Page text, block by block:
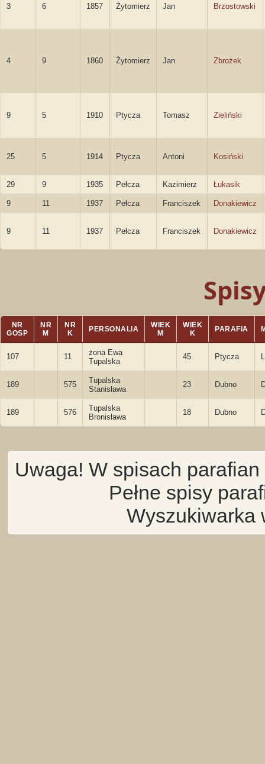
3 6 1857 Żytomierz Jan Brzostowski
4 9 1860 Żytomierz Jan Zbrożek
9 5 1910 Ptycza Tomasz Zieliński
25 5 1914 Ptycza Antoni Kosiński
29 9 1935 Pełcza Kazimierz Łukasik
9 11 1937 Pełcza Franciszek Donakiewicz
9 11 1937 Pełcza Franciszek Donakiewicz
NR
GOSP
NR
M
NR
K
PERSONALIA
WIEK
M
WIEK
K
PARAFIA
107 11
żona Ewa
Tupalska
45 Ptycza
189 575
Tupalska
Stanisława
23 Dubno
189 576
Tupalska
Bronisława
18 Dubno
Uwaga! W spisach
Pełne spisy
Wyszukiwarka